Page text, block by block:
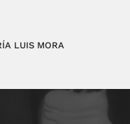
LUIS MORA